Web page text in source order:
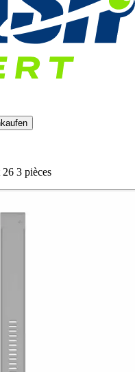
3 pièces